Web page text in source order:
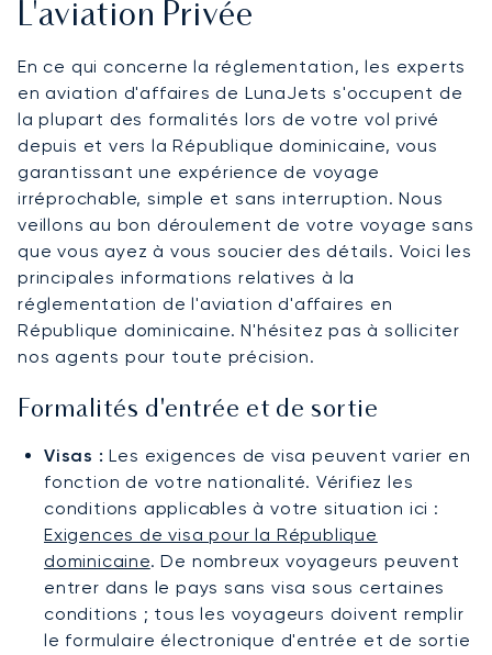
L'aviation Privée
En ce qui concerne la réglementation, les experts
en aviation d'affaires de LunaJets s'occupent de
la plupart des formalités lors de votre vol privé
depuis et vers la République dominicaine, vous
garantissant une expérience de voyage
irréprochable, simple et sans interruption. Nous
veillons au bon déroulement de votre voyage sans
que vous ayez à vous soucier des détails. Voici les
principales informations relatives à la
réglementation de l'aviation d'affaires en
République dominicaine. N'hésitez pas à solliciter
nos agents pour toute précision.
Formalités d'entrée et de sortie
Visas : Les exigences de visa peuvent varier en
fonction de votre nationalité. Vérifiez les
conditions applicables à votre situation ici :
Exigences de visa pour la République
dominicaine. De nombreux voyageurs peuvent
entrer dans le pays sans visa sous certaines
conditions ; tous les voyageurs doivent remplir
le formulaire électronique d'entrée et de sortie